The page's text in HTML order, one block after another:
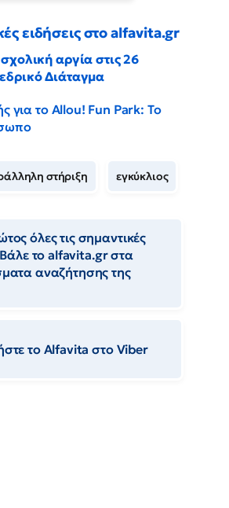
ειδήσεις στο alfavita.gr
αργία στις 26
Διάταγμα
για το Allou! Fun Park: Το
στήριξη εγκύκλιος
όλες τις σημαντικές
Βάλε το alfavita.gr στα
αναζήτησης της
το Αlfavita στο Viber